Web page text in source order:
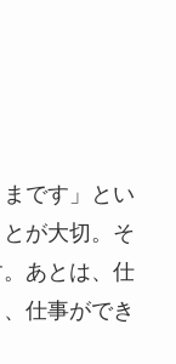
です」とい
が大切。そ
あとは、仕
仕事ができ